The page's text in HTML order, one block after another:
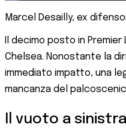
Marcel Desailly, ex
Il decimo posto in
Chelsea. Nonostante la
immediato impatto, una
mancanza del
Il vuoto a